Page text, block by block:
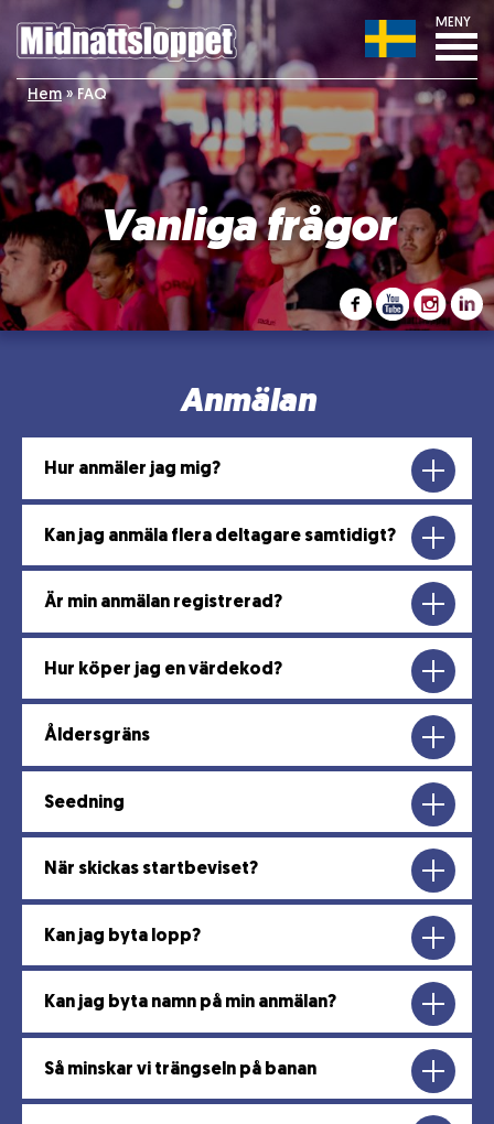
MENY
Hem»FAQ
Vanliga frågor
Anmälan
Hur anmäler jag mig?
Kan jag anmäla flera deltagare samtidigt?
Är min anmälan registrerad?
Hur köper jag en värdekod?
Åldersgräns
Seedning
När skickas startbeviset?
Kan jag byta lopp?
Kan jag byta namn på min anmälan?
Så minskar vi trängseln på banan